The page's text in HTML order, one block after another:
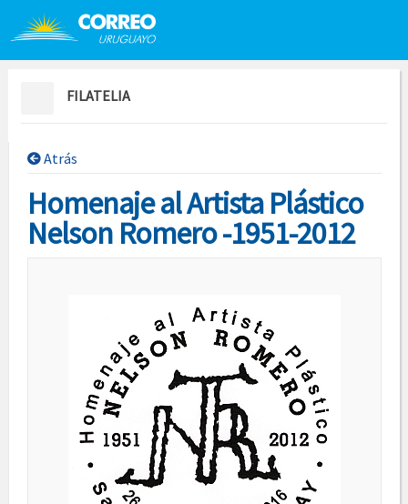
Saltar al contenido
FILATELIA
Atrás
Homenaje al Artista Plástico
Nelson Romero -1951-2012